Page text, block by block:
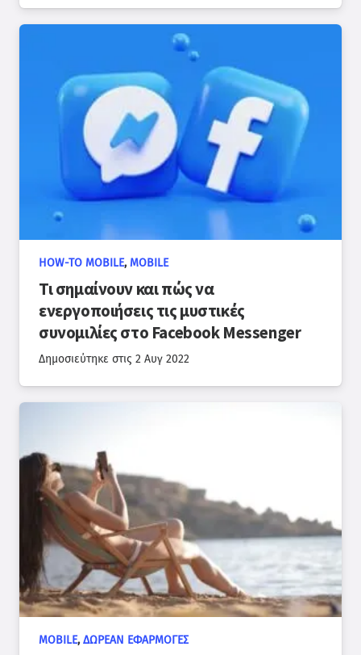
HOW-TO MOBILE, MOBILE
Τι σημαίνουν και πώς να
ενεργοποιήσεις τις μυστικές
συνομιλίες στο Facebook Messenger
Δημοσιεύτηκε στις 2 Αυγ 2022
MOBILE,ΔΩΡΕΆΝ ΕΦΑΡΜΟΓΈΣ